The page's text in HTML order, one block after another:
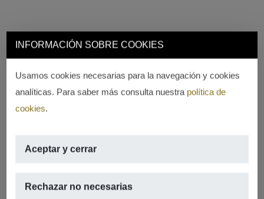
INFORMACIÓN SOBRE COOKIES
Usamos cookies necesarias para la navegación y cookies
analíticas. Para saber más consulta nuestra política de
cookies.
Aceptar y cerrar
Rechazar no necesarias